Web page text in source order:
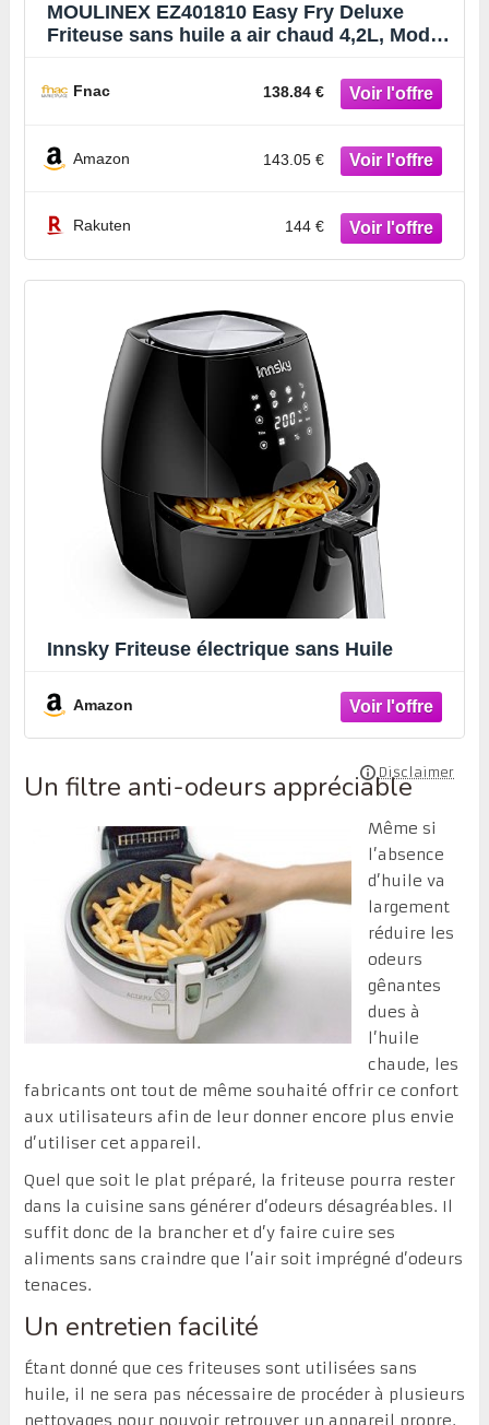
MOULINEX EZ401810 Easy Fry Deluxe
Friteuse sans huile a air chaud 4,2L, Modes
Fnac 138.84 €
Amazon 143.05 €
Rakuten 144 €
Innsky Friteuse électrique sans Huile
Amazon
Un filtre anti-odeurs appréciable
Même si
l’absence
d’huile va
largement
réduire les
odeurs
gênantes
dues à
l’huile
chaude, les
fabricants ont tout de même souhaité offrir ce confort
aux utilisateurs afin de leur donner encore plus envie
d’utiliser cet appareil.
Quel que soit le plat préparé, la friteuse pourra rester
dans la cuisine sans générer d’odeurs désagréables. Il
suffit donc de la brancher et d’y faire cuire ses
aliments sans craindre que l’air soit imprégné d’odeurs
tenaces.
Un entretien facilité
Étant donné que ces friteuses sont utilisées sans
huile, il ne sera pas nécessaire de procéder à plusieurs